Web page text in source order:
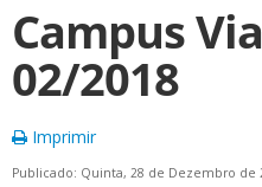
Campus
02/2018
Imprimir
Publicado: Quinta, 28 de Dezembro de